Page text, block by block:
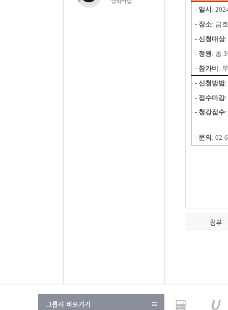
- 일시 :
- 장소: 금
-신청대상
- 정원: 총 3
- 참가비 :
-신청방법
- 접수마감:
- 청강접수
- 문의 : 02-
첨부
그룹사 바로가기